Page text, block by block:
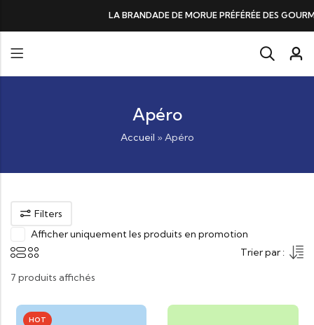
LA BRANDADE DE MORUE PRÉFÉRÉE DES GOURMANDS, N°1 DANS
Apéro
Accueil » Apéro
Filters
Afficher uniquement les produits en promotion
Trier par :
7 produits affichés
HOT